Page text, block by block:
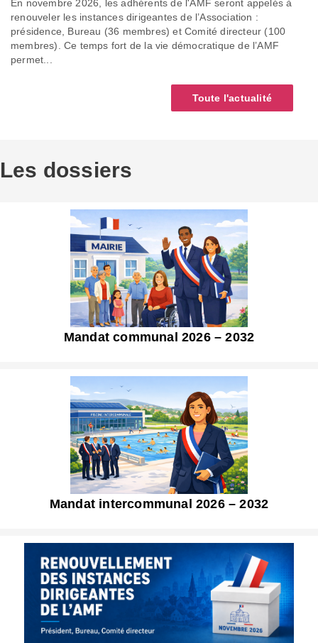
En novembre 2026, les adhérents de l'AMF seront appelés à
renouveler les instances dirigeantes de l’Association :
présidence, Bureau (36 membres) et Comité directeur (100
membres). Ce temps fort de la vie démocratique de l’AMF
permet...
Toute l'actualité
Les dossiers
Mandat communal 2026 – 2032
Mandat intercommunal 2026 – 2032